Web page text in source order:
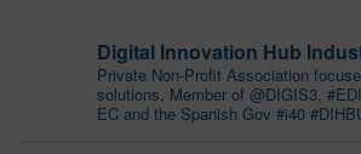
Digital Innovation Hub
Private Non-Profit Association
solutions. Member of @DIGIS3,
EC and the Spanish Gov #i40